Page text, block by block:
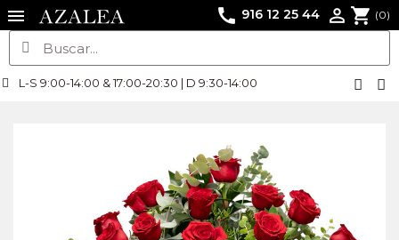
call 916 12 25 44  shopping_cart (0)
L-S 9:00-14:00 & 17:00-20:30 | D 9:30-14:00